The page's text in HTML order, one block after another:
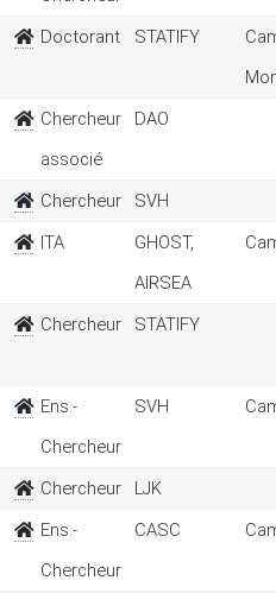
Doctorant STATIFY
Chercheur
associé
DAO
Chercheur
SVH
ITA
GHOST,
AIRSEA
Chercheur STATIFY
Ens.-
Chercheur
SVH
Chercheur
LJK
Ens.-
Chercheur
CASC